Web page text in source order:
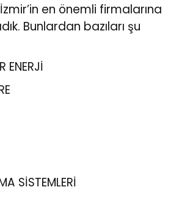
en önemli firmalarına
Bunlardan bazıları şu
ENERJİ
SİSTEMLERİ